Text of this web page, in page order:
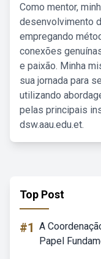
Como mentor,
desenvolvimento
empregando
conexões
e paixão. Minha
sua jornada para
utilizando
pelas principais
dsw.aau.edu.et.
Top Post
#1 A
Papel